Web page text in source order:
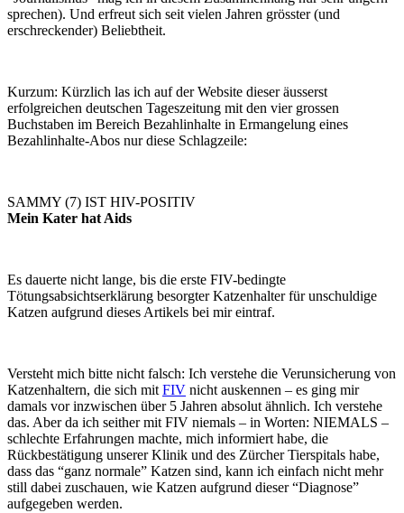
sprechen). Und erfreut sich seit vielen Jahren grösster (und
erschreckender) Beliebtheit.
Kurzum: Kürzlich las ich auf der Website dieser äusserst
erfolgreichen deutschen Tageszeitung mit den vier grossen
Buchstaben im Bereich Bezahlinhalte in Ermangelung eines
Bezahlinhalte-Abos nur diese Schlagzeile:
SAMMY (7) IST HIV-POSITIV
Mein Kater hat Aids
Es dauerte nicht lange, bis die erste FIV-bedingte
Tötungsabsichtserklärung besorgter Katzenhalter für unschuldige
Katzen aufgrund dieses Artikels bei mir eintraf.
Versteht mich bitte nicht falsch: Ich verstehe die Verunsicherung von
Katzenhaltern, die sich mit FIV nicht auskennen – es ging mir
damals vor inzwischen über 5 Jahren absolut ähnlich. Ich verstehe
das. Aber da ich seither mit FIV niemals – in Worten: NIEMALS –
schlechte Erfahrungen machte, mich informiert habe, die
Rückbestätigung unserer Klinik und des Zürcher Tierspitals habe,
dass das “ganz normale” Katzen sind, kann ich einfach nicht mehr
still dabei zuschauen, wie Katzen aufgrund dieser “Diagnose”
aufgegeben werden.